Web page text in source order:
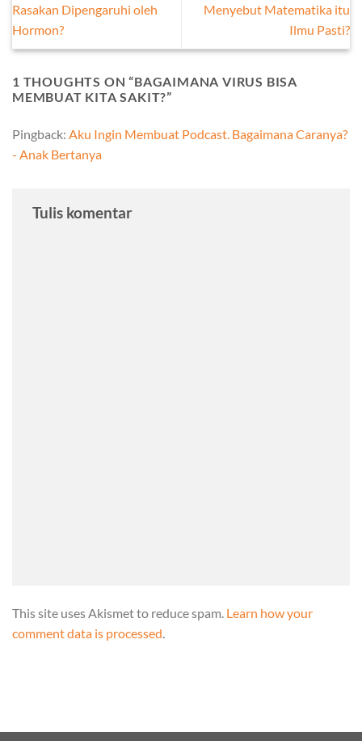
Rasakan Dipengaruhi oleh
Hormon?
Menyebut Matematika itu
Ilmu Pasti?
1 THOUGHTS ON “BAGAIMANA VIRUS BISA
MEMBUAT KITA SAKIT?”
Pingback: Aku Ingin Membuat Podcast. Bagaimana Caranya?
- Anak Bertanya
Tulis komentar
This site uses Akismet to reduce spam. Learn how your
comment data is processed